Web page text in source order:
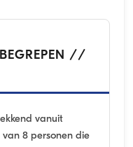
//
vanuit
8 personen die